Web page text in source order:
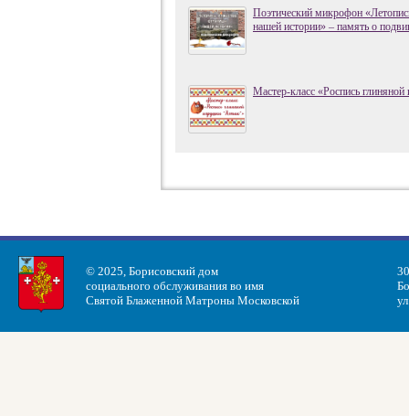
Поэтический микрофон
нашей истории» – память о
Мастер-класс «Роспись
© 2025, Борисовский дом
социального обслуживания во имя
Святой Блаженной Матроны Московской